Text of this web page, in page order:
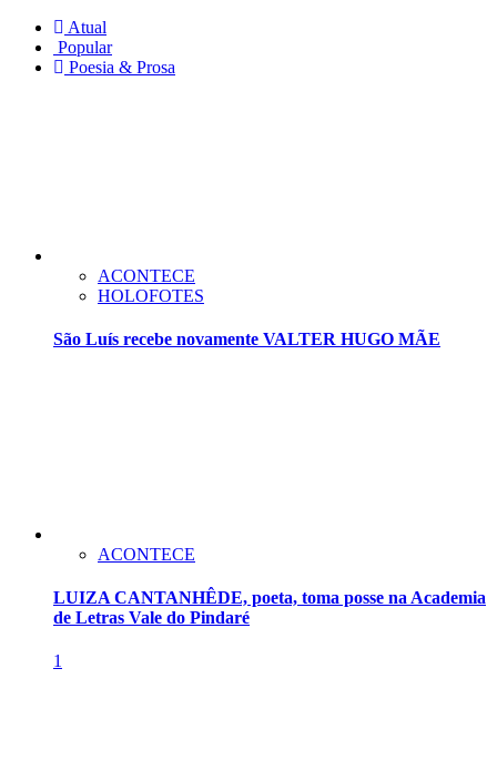
Atual
Popular
Poesia & Prosa
ACONTECE
HOLOFOTES
São Luís recebe novamente VALTER HUGO MÃE
ACONTECE
LUIZA CANTANHÊDE, poeta, toma posse na Academia
de Letras Vale do Pindaré
1